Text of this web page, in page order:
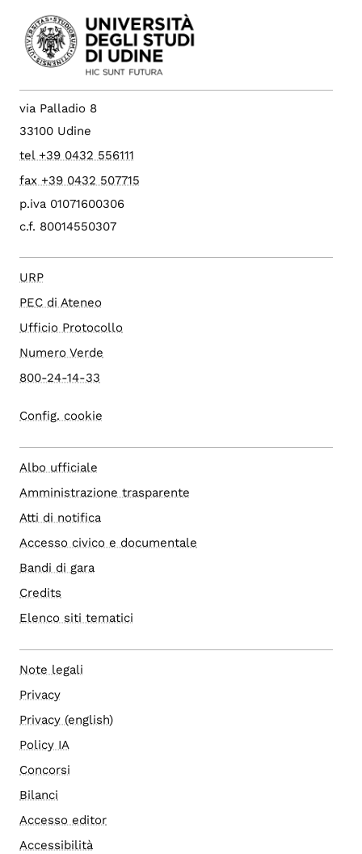
via Palladio 8
33100 Udine
tel +39 0432 556111
fax +39 0432 507715
p.iva 01071600306
c.f. 80014550307
URP
PEC di Ateneo
Ufficio Protocollo
Numero Verde
800-24-14-33
Config. cookie
Albo ufficiale
Amministrazione trasparente
Atti di notifica
Accesso civico e documentale
Bandi di gara
Credits
Elenco siti tematici
Note legali
Privacy
Privacy (english)
Policy IA
Concorsi
Bilanci
Accesso editor
Accessibilità